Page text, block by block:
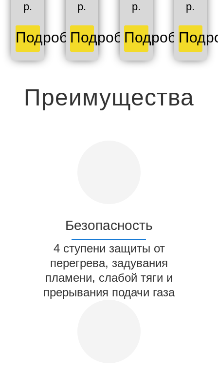
р.
Подробнее
р.
Подробнее
р.
Подробнее
р.
Преимущества
Безопасность
4 ступени защиты от
перегрева, задувания
пламени, слабой тяги и
прерывания подачи газа